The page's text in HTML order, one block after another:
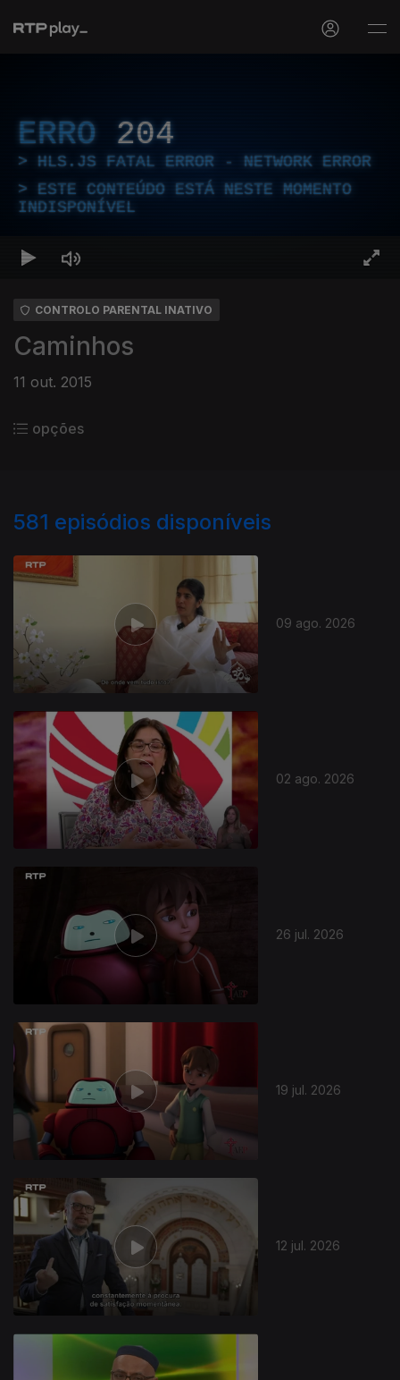
ERRO 204
HLS.JS FATAL ERROR - NETWORK ERROR
ESTE CONTEÚDO ESTÁ NESTE MOMENTO
INDISPONÍVEL
CONTROLO PARENTAL INATIVO
Caminhos
11 out. 2015
opções
581 episódios disponíveis
09 ago. 2026
02 ago. 2026
26 jul. 2026
19 jul. 2026
12 jul. 2026